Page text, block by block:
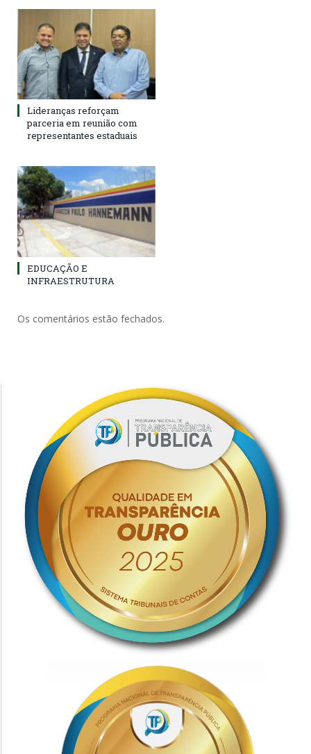
Lideranças reforçam
parceria em reunião com
representantes estaduais
EDUCAÇÃO E
INFRAESTRUTURA
Os comentários estão fechados.